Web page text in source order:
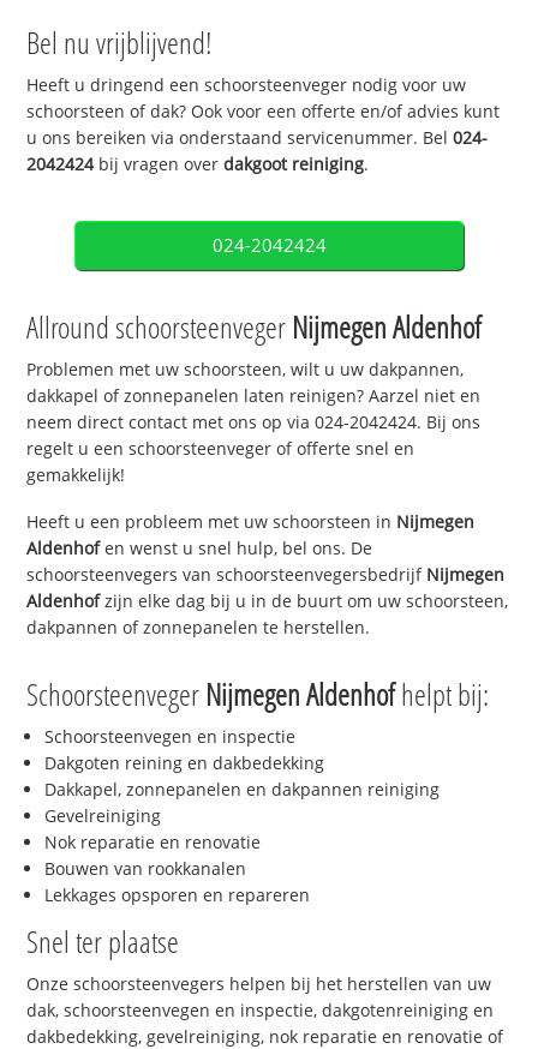
Bel nu vrijblijvend!
Heeft u dringend een schoorsteenveger nodig voor uw
schoorsteen of dak? Ook voor een offerte en/of advies kunt
u ons bereiken via onderstaand servicenummer. Bel024-
2042424bij vragen overdakgoot reiniging.
024-2042424
Allround schoorsteenveger Nijmegen Aldenhof
Problemen met uw schoorsteen, wilt u uw dakpannen,
dakkapel of zonnepanelen laten reinigen? Aarzel niet en
neem direct contact met ons op via 024-2042424. Bij ons
regelt u een schoorsteenveger of offerte snel en
gemakkelijk!
Heeft u een probleem met uw schoorsteen in Nijmegen
Aldenhofen wenst u snel hulp, bel ons. De
schoorsteenvegers van schoorsteenvegersbedrijf Nijmegen
Aldenhofzijn elke dag bij u in de buurt om uw schoorsteen,
dakpannen of zonnepanelen te herstellen.
Schoorsteenveger Nijmegen Aldenhofhelpt bij:
Schoorsteenvegen en inspectie
Dakgoten reining en dakbedekking
Dakkapel, zonnepanelen en dakpannen reiniging
Gevelreiniging
Nok reparatie en renovatie
Bouwen van rookkanalen
Lekkages opsporen en repareren
Snel ter plaatse
Onze schoorsteenvegers helpen bij het herstellen van uw
dak, schoorsteenvegen en inspectie, dakgotenreiniging en
dakbedekking, gevelreiniging, nok reparatie en renovatie of